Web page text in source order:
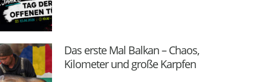
Das erste Mal Balkan – Chaos,
Kilometer und große Karpfen